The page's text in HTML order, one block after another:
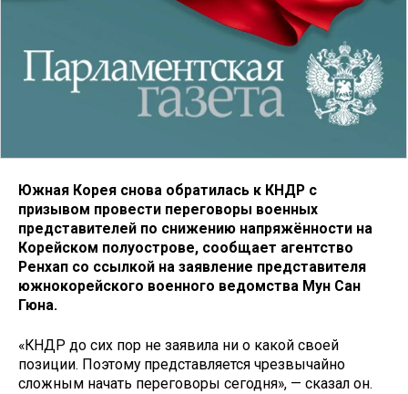
Южная Корея снова обратилась к КНДР с
призывом провести переговоры военных
представителей по снижению напряжённости на
Корейском полуострове, сообщает агентство
Ренхап со ссылкой на заявление представителя
южнокорейского военного ведомства Мун Сан
Гюна.
«КНДР до сих пор не заявила ни о какой своей
позиции. Поэтому представляется чрезвычайно
сложным начать переговоры сегодня», — сказал он.